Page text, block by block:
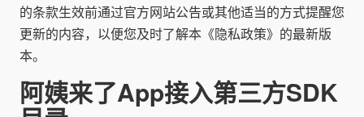
的条款生效前通过官方网站公告或其他适当的方式提醒您
更新的内容，以便您及时了解本《隐私政策》的最新版
本。
阿姨来了App接入第三方SDK